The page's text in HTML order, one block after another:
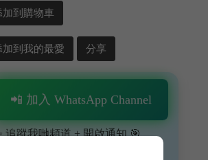
加到購物車
加到我的最愛 分享
📲 加入 WhatsApp Channel
追蹤我哋頻道 + 開啟通知 🎯